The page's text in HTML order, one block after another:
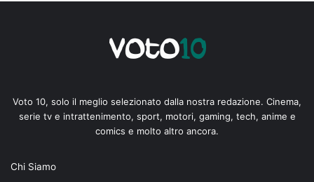
Voto 10, solo il meglio selezionato dalla nostra redazione. Cinema,
serie tv e intrattenimento, sport, motori, gaming, tech, anime e
comics e molto altro ancora.
Chi Siamo